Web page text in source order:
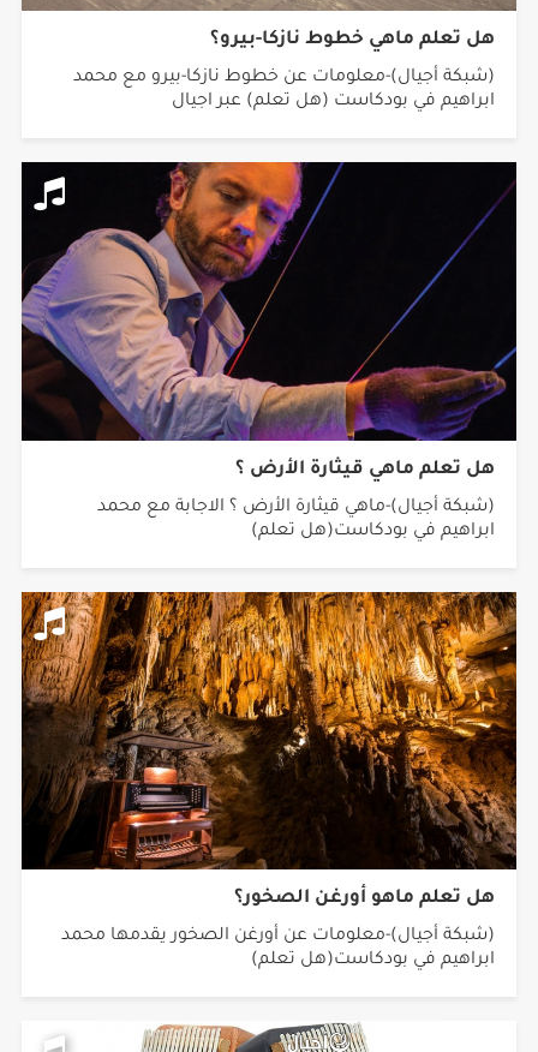
هل تعلم ماهي خطوط نازكا-بيرو؟
(شبكة أجيال)-معلومات عن خطوط نازكا-بيرو مع محمد
ابراهيم في بودكاست (هل تعلم) عبر اجيال
هل تعلم ماهي قيثارة الأرض ؟
(شبكة أجيال)-ماهي قيثارة الأرض ؟ الاجابة مع محمد
ابراهيم في بودكاست(هل تعلم)
هل تعلم ماهو أورغن الصخور؟
(شبكة أجيال)-معلومات عن أورغن الصخور يقدمها محمد
ابراهيم في بودكاست(هل تعلم)